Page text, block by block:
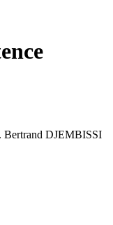
DJEMBISSI